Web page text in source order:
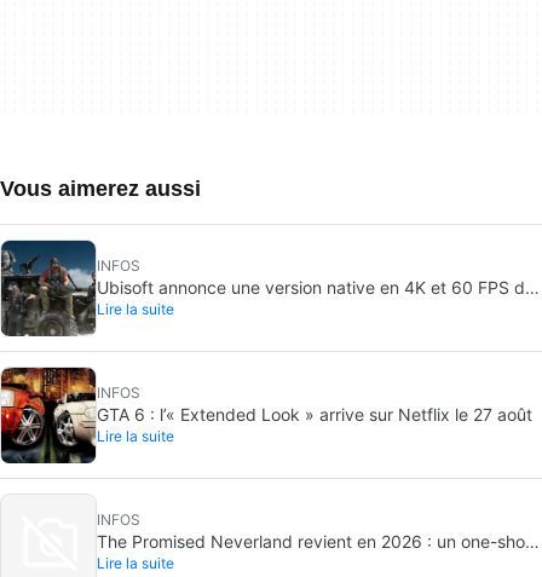
Vous aimerez aussi
INFOS
Ubisoft annonce une version native en 4K et 60 FPS de
Ghost Recon Wildlands avec un lancement imminent
Lire la suite
INFOS
GTA 6 : l’« Extended Look » arrive sur Netflix le 27 août
Lire la suite
INFOS
The Promised Neverland revient en 2026 : un one-shot
inédit
Lire la suite